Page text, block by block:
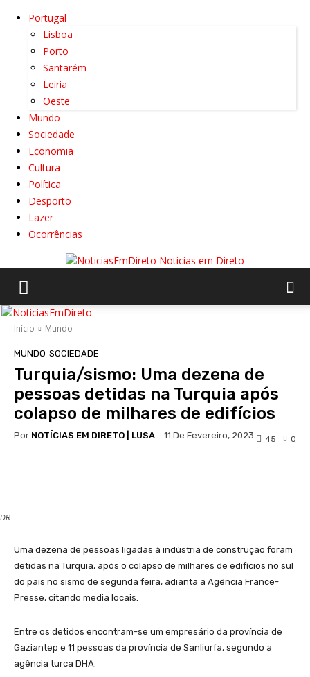
Portugal
Lisboa
Porto
Santarém
Leiria
Oeste
Mundo
Sociedade
Economia
Cultura
Política
Desporto
Lazer
Ocorrências
Noticias em Direto
Início Mundo
MUNDO SOCIEDADE
Turquia/sismo: Uma dezena de
pessoas detidas na Turquia após
colapso de milhares de edifícios
Por NOTÍCIAS EM DIRETO | LUSA 11 De Fevereiro, 2023 0
45
DR
Uma dezena de pessoas ligadas à indústria de construção foram
detidas na Turquia, após o colapso de milhares de edifícios no sul
do país no sismo de segunda feira, adianta a Agência France-
Presse, citando media locais.
Entre os detidos encontram-se um empresário da província de
Gaziantep e 11 pessoas da província de Sanliurfa, segundo a
agência turca DHA.